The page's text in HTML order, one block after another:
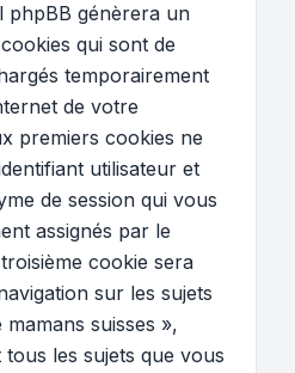
phpBB génèrera un
qui sont de
temporairement
de votre
premiers cookies ne
utilisateur et
de session qui vous
assignés par le
cookie sera
sur les sujets
suisses »,
les sujets que vous